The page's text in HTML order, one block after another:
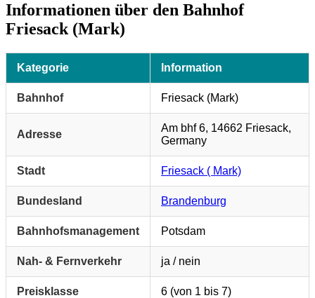
Informationen über den Bahnhof
Friesack (Mark)
Kategorie Information
Bahnhof Friesack (Mark)
Adresse
Am bhf 6, 14662 Friesack,
Germany
Stadt Friesack ( Mark)
Bundesland Brandenburg
Bahnhofsmanagement Potsdam
Nah- & Fernverkehr ja / nein
Preisklasse 6 (von 1 bis 7)